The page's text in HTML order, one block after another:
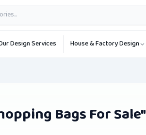
Design Services House & Factory Design
Bags For Sale"